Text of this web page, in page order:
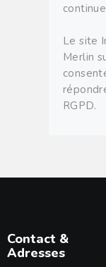
Le site
Merlin
RGPD.
Contact &
Adresses